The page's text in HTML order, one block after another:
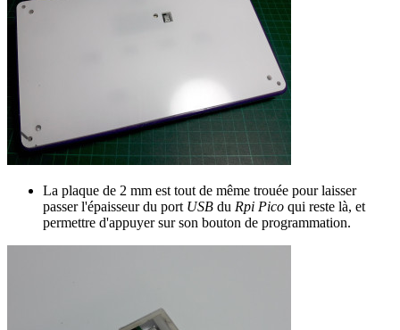
La plaque de 2 mm est tout de même trouée pour laisser
passer l'épaisseur du port USB du Rpi Pico qui reste là, et
permettre d'appuyer sur son bouton de programmation.